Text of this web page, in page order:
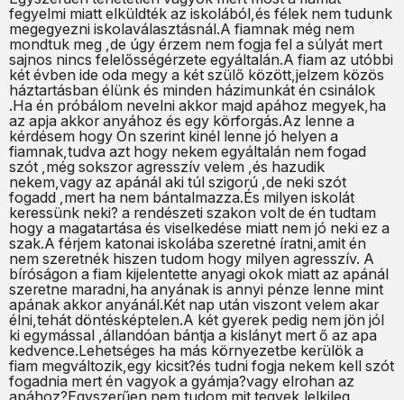
fegyelmi miatt elküldték az iskolából,és félek nem tudunk
megegyezni iskolaválasztásnál.A fiamnak még nem
mondtuk meg ,de úgy érzem nem fogja fel a súlyát mert
sajnos nincs felelősségérzete egyáltalán.A fiam az utóbbi
két évben ide oda megy a két szülő között,jelzem közös
háztartásban élünk és minden házimunkát én csinálok
.Ha én próbálom nevelni akkor majd apához megyek,ha
az apja akkor anyához és egy körforgás.Az lenne a
kérdésem hogy Ön szerint kinél lenne jó helyen a
fiamnak,tudva azt hogy nekem egyáltalán nem fogad
szót ,még sokszor agresszív velem ,és hazudik
nekem,vagy az apánál aki túl szigorú ,de neki szót
fogadd ,mert ha nem bántalmazza.És milyen iskolát
keressünk neki? a rendészeti szakon volt de én tudtam
hogy a magatartása és viselkedése miatt nem jó neki ez a
szak.A férjem katonai iskolába szeretné íratni,amit én
nem szeretnék hiszen tudom hogy milyen agresszív. A
bíróságon a fiam kijelentette anyagi okok miatt az apánál
szeretne maradni,ha anyának is annyi pénze lenne mint
apának akkor anyánál.Két nap után viszont velem akar
élni,tehát döntésképtelen.A két gyerek pedig nem jön jól
ki egymással ,állandóan bántja a kislányt mert ő az apa
kedvence.Lehetséges ha más környezetbe kerülök a
fiam megváltozik,egy kicsit?és tudni fogja nekem kell szót
fogadnia mert én vagyok a gyámja?vagy elrohan az
apához?Egyszerűen nem tudom mit tegyek,lelkileg